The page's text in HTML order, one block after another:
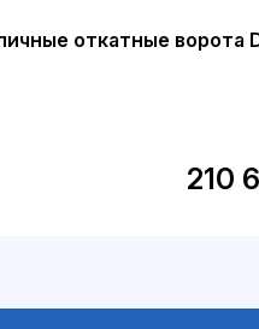
откатные ворота
210